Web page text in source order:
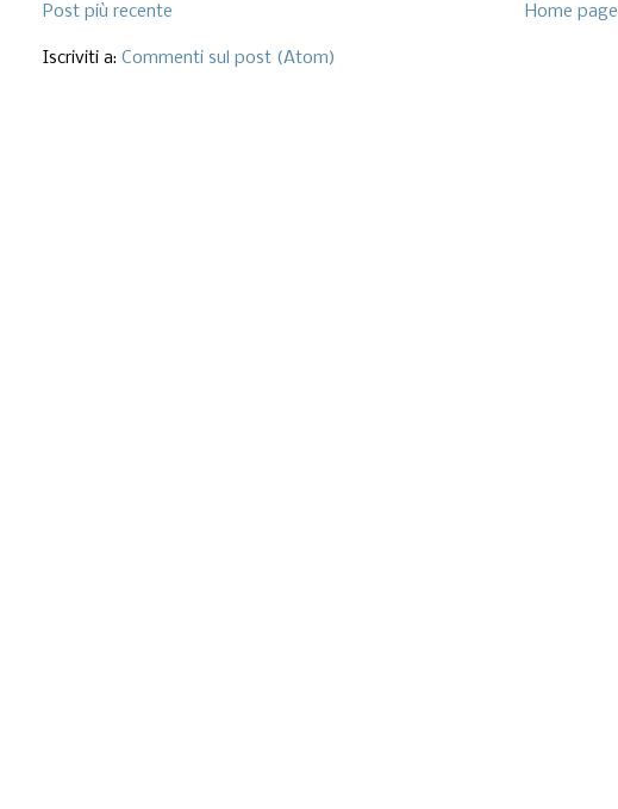
Post più recente
Home page
Iscriviti a:Commenti sul post (Atom)